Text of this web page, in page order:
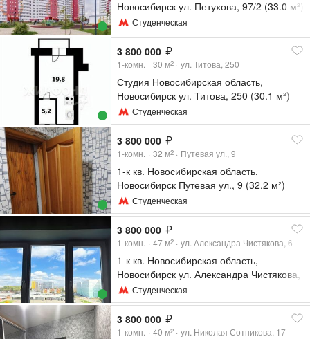
Новосибирск ул. Петухова, 97/2 (33.0 м²)
Студенческая
3 800 000
1-комн. 30 м2 ул. Титова, 250
Студия Новосибирская область,
Новосибирск ул. Титова, 250 (30.1 м²)
Студенческая
3 800 000
1-комн. 32 м2 Путевая ул., 9
1-к кв. Новосибирская область,
Новосибирск Путевая ул., 9 (32.2 м²)
Студенческая
3 800 000
1-комн. 47 м2 ул. Александра Чистякова, 6
1-к кв. Новосибирская область,
Новосибирск ул. Александра Чистякова,
6 (47.9 м²)
Студенческая
3 800 000
1-комн. 40 м2 ул. Николая Сотникова, 17